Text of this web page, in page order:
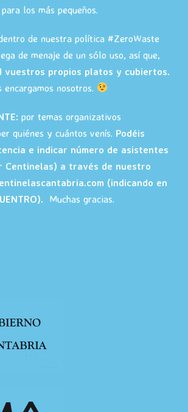
los más pequeños.
de nuestra política #ZeroWaste
de menaje de un sólo uso, así que,
vuestros propios platos y cubiertos.
nosotros.
por temas organizativos
quiénes y cuántos venís. Podéis
e indicar número de asistentes
Centinelas) a través de nuestro
(indicando en
Muchas gracias.